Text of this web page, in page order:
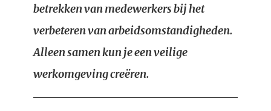
betrekken van medewerkers bij het
verbeteren van arbeidsomstandigheden.
Alleen samen kun je een veilige
werkomgeving creëren.